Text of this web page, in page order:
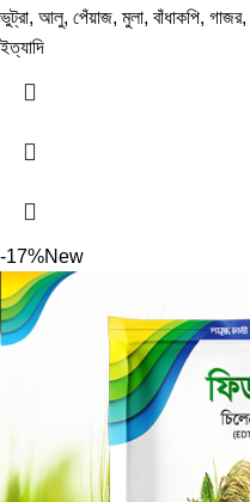
ভুট্রা, আলু, পেঁয়াজ, মুলা, বাঁধাকপি,
ইত্যাদি
-17%New